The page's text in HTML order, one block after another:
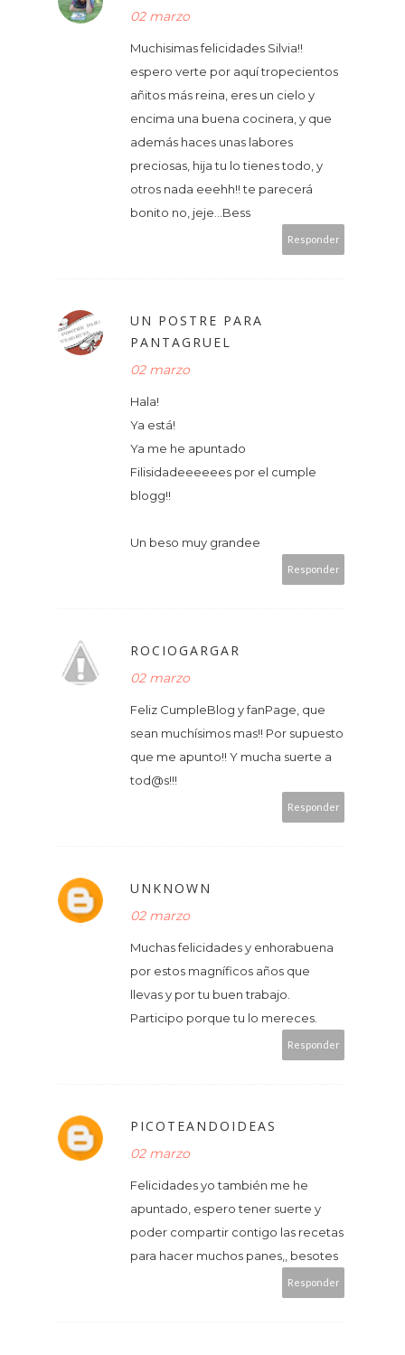
02 marzo
Muchisimas felicidades Silvia!!
espero verte por aquí tropecientos
añitos más reina, eres un cielo y
encima una buena cocinera, y que
además haces unas labores
preciosas, hija tu lo tienes todo, y
otros nada eeehh!! te parecerá
bonito no, jeje...Bess
Responder
UN POSTRE PARA
PANTAGRUEL
02 marzo
Hala!
Ya está!
Ya me he apuntado
Filisidadeeeeees por el cumple
blogg!!
Un beso muy grandee
Responder
ROCIOGARGAR
02 marzo
Feliz CumpleBlog y fanPage, que
sean muchísimos mas!! Por supuesto
que me apunto!! Y mucha suerte a
tod@s!!!
Responder
UNKNOWN
02 marzo
Muchas felicidades y enhorabuena
por estos magníficos años que
llevas y por tu buen trabajo.
Participo porque tu lo mereces.
Responder
PICOTEANDOIDEAS
02 marzo
Felicidades yo también me he
apuntado, espero tener suerte y
poder compartir contigo las recetas
para hacer muchos panes,, besotes
Responder